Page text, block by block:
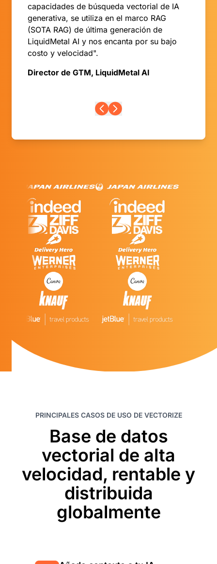
capacidades de búsqueda vectorial de IA
generativa, se utiliza en el marco RAG
(SOTA RAG) de última generación de
LiquidMetal AI y nos encanta por su bajo
costo y velocidad".
Director de GTM, LiquidMetal AI
PRINCIPALES CASOS DE USO DE VECTORIZE
Base de datos
vectorial de alta
velocidad, rentable y
distribuida
globalmente